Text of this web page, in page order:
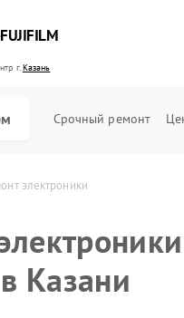
г.Казань
Срочный ремонт
электроники
Казани